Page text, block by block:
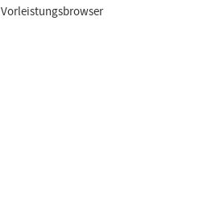
Vorleistungsbrowser